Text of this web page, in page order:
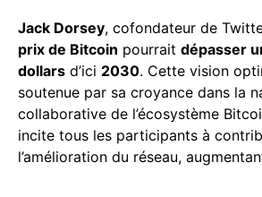
Jack Dorsey, cofondateur de
prix de Bitcoin pourrait dépasser
dollars d’ici 2030. Cette vision
soutenue par sa croyance dans la
collaborative de l’écosystème
incite tous les participants à
l’amélioration du réseau,